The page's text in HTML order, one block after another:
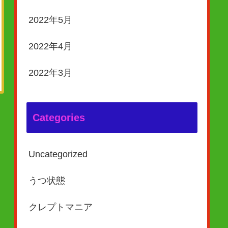
2022年5月
2022年4月
2022年3月
Categories
Uncategorized
うつ状態
クレプトマニア